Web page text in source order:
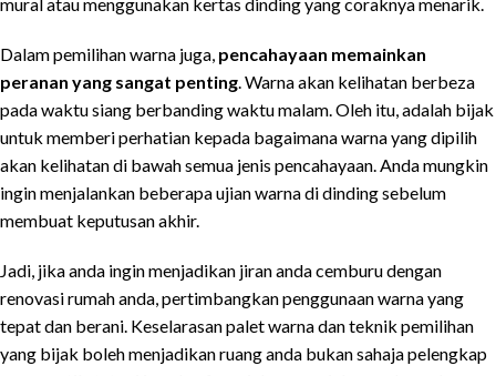
Dalam pemilihan warna juga, pencahayaan memainkan
peranan yang sangat penting . Warna akan kelihatan berbeza
pada waktu siang berbanding waktu malam. Oleh itu, adalah bijak
untuk memberi perhatian kepada bagaimana warna yang dipilih
akan kelihatan di bawah semua jenis pencahayaan. Anda mungkin
ingin menjalankan beberapa ujian warna di dinding sebelum
membuat keputusan akhir.
Jadi, jika anda ingin menjadikan jiran anda cemburu dengan
renovasi rumah anda, pertimbangkan penggunaan warna yang
tepat dan berani. Keselarasan palet warna dan teknik pemilihan
yang bijak boleh menjadikan ruang anda bukan sahaja pelengkap